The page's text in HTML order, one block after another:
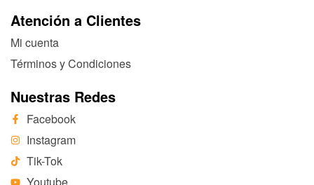
Atención a Clientes
Mi cuenta
Términos y Condiciones
Nuestras Redes
Facebook
Instagram
Tik-Tok
Youtube